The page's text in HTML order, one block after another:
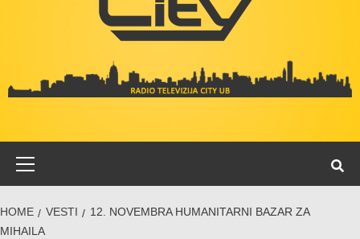
HOME VESTI
12. NOVEMBRA HUMANITARNI BAZAR ZA
MIHAILA